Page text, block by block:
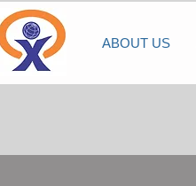
ABOUT US